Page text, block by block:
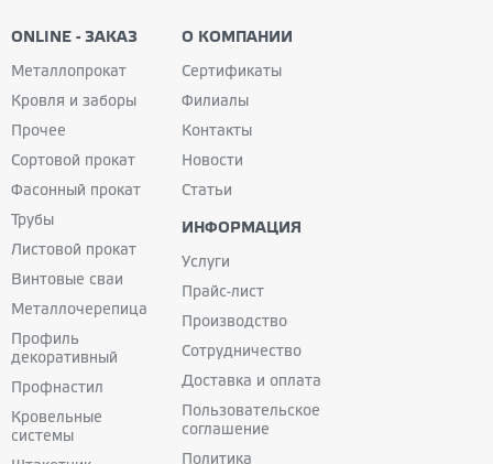
ONLINE - ЗАКАЗ
Металлопрокат
Кровля и заборы
Прочее
Сортовой прокат
Фасонный прокат
Трубы
Листовой прокат
Винтовые сваи
Металлочерепица
Профиль
декоративный
Профнастил
Кровельные
системы
О КОМПАНИИ
Сертификаты
Филиалы
Контакты
Новости
Статьи
ИНФОРМАЦИЯ
Услуги
Прайс-лист
Производство
Сотрудничество
Доставка и оплата
Пользовательское
соглашение
Политика